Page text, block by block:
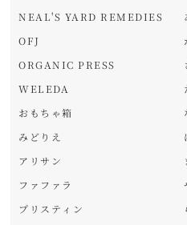
NEAL'S YARD REMEDIES
OFJ
ORGANIC PRESS
WELEDA
おもちゃ箱
みどりえ
アリサン
ファファラ
プリスティン